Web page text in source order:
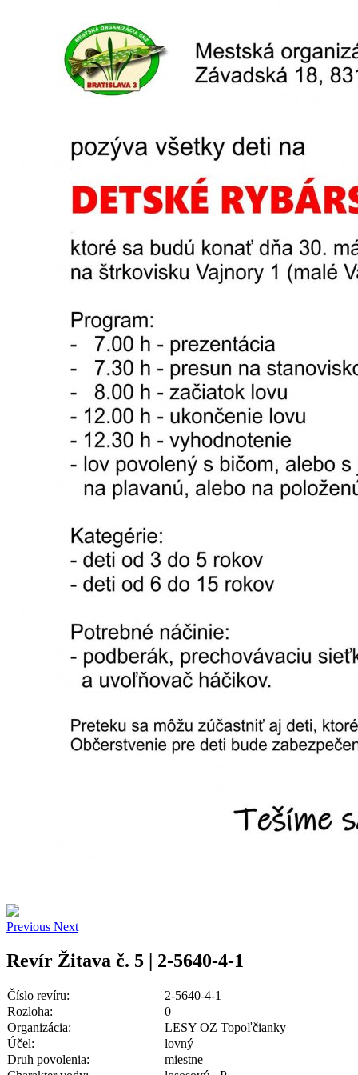
Previous Next
Revír Žitava č. 5 | 2-5640-4-1
Číslo revíru:
2-5640-4-1
Rozloha:
0
Organizácia:
LESY OZ Topoľčianky
Účel:
lovný
Druh povolenia:
miestne